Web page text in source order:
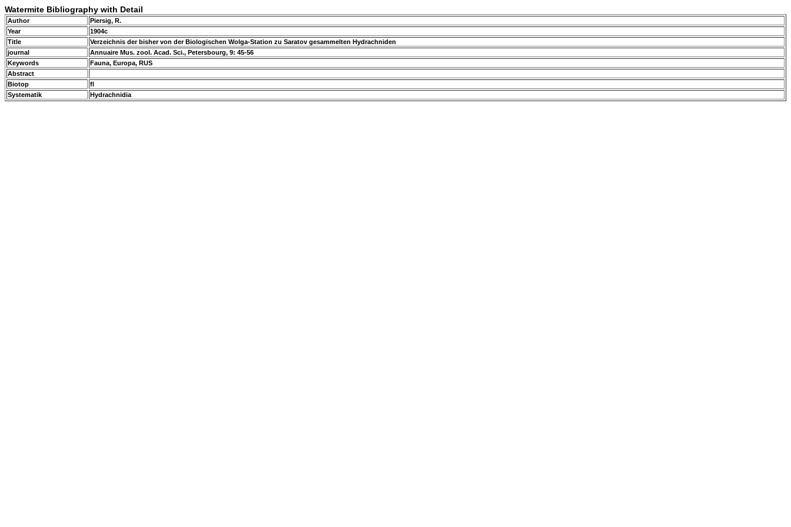
Watermite Bibliography with Detail
Author
Piersig, R.
Year
1904c
Title
Verzeichnis der bisher von der Biologischen Wolga-Station zu Saratov gesammelten Hydrachniden
journal
Annuaire Mus. zool. Acad. Sci., Petersbourg, 9: 45-56
Keywords
Fauna, Europa, RUS
Abstract
Biotop
fl
Systematik
Hydrachnidia